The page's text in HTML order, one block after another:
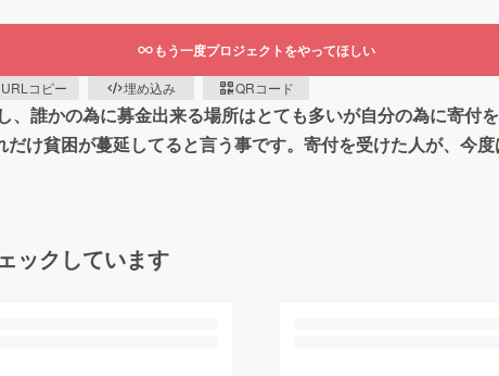
もう一度プロジェクトをやってほしい
URLコピー 埋め込み QRコード
誰かの為に募金出来る場所はとても多いが自分の為に寄付
け貧困が蔓延してると言う事です。寄付を受けた人が、今
ックしています